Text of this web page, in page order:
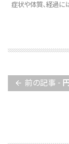
症状や体質、経過に
arrow_back 前の記事 - 円